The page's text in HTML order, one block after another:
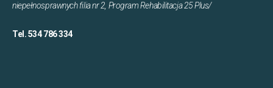
niepełnosprawnych filia nr 2, Program Rehabilitacja 25 Plus/
Tel. 534 786 334